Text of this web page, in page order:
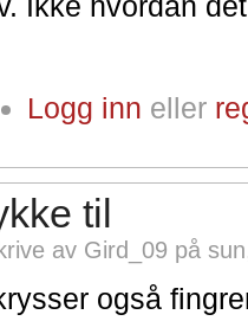
Logg inn eller
til
av Gird_09 på
også